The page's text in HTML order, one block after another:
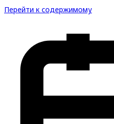
Перейти к содержимому